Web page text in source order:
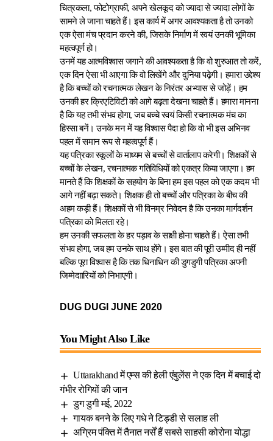
चित्रकला, फोटोग्राफी, अपने खेलकूद को ज्यादा से ज्यादा लोगों के
सामने ले जाना चाहते हैं। इस कार्य में अगर आवश्यकता है तो उनको
एक ऐसा मंच प्रदान करने की, जिसके निर्माण में स्वयं उनकी भूमिका
महत्वपूर्ण हो।
उनमें यह आत्मविश्वास जगाने की आवश्यकता है कि वो शुरुआत तो करें,
एक दिन ऐसा भी आएगा कि वो लिखेंगे और दुनिया पढ़ेगी। हमारा उद्देश्य
है कि बच्चों को रचनात्मक लेखन के निरंतर अभ्यास से जोड़ें। हम
उनकी हर क्रिएटिविटी को आगे बढ़ता देखना चाहते हैं। हमारा मानना
है कि यह तभी संभव होगा, जब बच्चे स्वयं किसी रचनात्मक मंच का
हिस्सा बनें। उनके मन में यह विश्वास पैदा हो कि वो भी इस अभिनव
पहल में समान रूप से महत्वपूर्ण हैं।
यह पत्रिका स्कूलों के माध्यम से बच्चों से वार्तालाप करेगी। शिक्षकों से
बच्चों के लेखन, रचनात्मक गतिविधियों को एकत्र किया जाएगा। हम
मानते हैं कि शिक्षकों के सहयोग के बिना हम इस पहल को एक कदम भी
आगे नहीं बढ़ा सकते। शिक्षक ही तो बच्चों और पत्रिका के बीच की
अहम कड़ी हैं। शिक्षकों से भी विनम्र निवेदन है कि उनका मार्गदर्शन
पत्रिका को मिलता रहे।
हम उनकी सफलता के हर पड़ाव के साक्षी होना चाहते हैं। ऐसा तभी
संभव होगा, जब हम उनके साथ होंगे। इस बात की पूरी उम्मीद ही नहीं
बल्कि पूरा विश्वास है कि तक धिनाधिन की डुगडुगी पत्रिका अपनी
जिम्मेदाारियों को निभाएगी।
DUG DUGI JUNE 2020
You Might Also Like
Uttarakhand में एम्स की हेली एंबुलेंस ने एक दिन में बचाई दो
गंभीर रोगियों की जान
डुग डुगी मई, 2022
गायक बनने के लिए गधे ने टिड्डी से सलाह ली
अग्रिम पंक्ति में तैनात नर्सें हैं सबसे साहसी कोरोना योद्धा